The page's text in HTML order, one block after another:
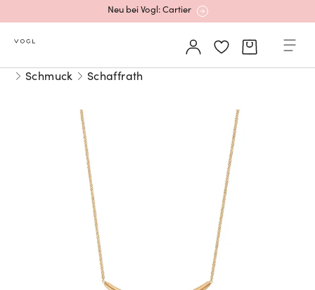
Neu bei Vogl: Cartier
Mehr erfahren: Ikonische Uhren von Cartier
Rolex Certified Pre-Owned entdecken
Neu bei Vogl: Uhren von Grand Seiko
Schmuck Schaffrath